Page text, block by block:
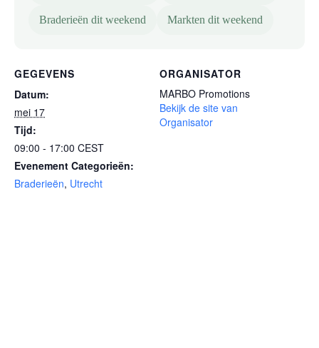
Braderieën dit weekend Markten dit weekend
GEGEVENS
Datum:
mei 17
Tijd:
09:00 - 17:00 CEST
Evenement Categorieën:
Braderieën, Utrecht
ORGANISATOR
MARBO Promotions
Bekijk de site van
Organisator